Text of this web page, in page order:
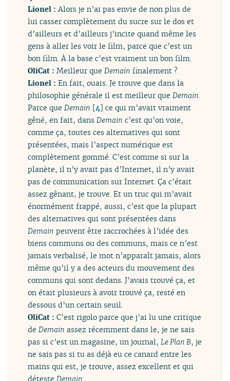
Lionel : Alors je n’ai pas envie de non plus de
lui casser complètement du sucre sur le dos et
d’ailleurs et d’ailleurs j’incite quand même les
gens à aller les voir le film, parce que c’est un
bon film. À la base c’est vraiment un bon film.
OliCat : Meilleur queDemain finalement ?
Lionel : En fait, ouais. Je trouve que dans la
philosophie générale il est meilleur queDemain.
Parce queDemain [4] ce qui m’avait vraiment
gêné, en fait, dansDemain c’est qu’on voie,
comme ça, toutes ces alternatives qui sont
présentées, mais l’aspect numérique est
complètement gommé. C’est comme si sur la
planète, il n’y avait pas d’Internet, il n’y avait
pas de communication sur Internet. Ça c’était
assez gênant, je trouve. Et un truc qui m’avait
énormément frappé, aussi, c’est que la plupart
des alternatives qui sont présentées dans
Demain peuvent être raccrochées à l’idée des
biens communs ou des communs, mais ce n’est
jamais verbalisé, le mot n’apparaît jamais, alors
même qu’il y a des acteurs du mouvement des
communs qui sont dedans. J’avais trouvé ça, et
on était plusieurs à avoir trouvé ça, resté en
dessous d’un certain seuil.
OliCat : C’est rigolo parce que j’ai lu une critique
deDemain assez récemment dans le, je ne sais
pas si c’est un magasine, un journal,Le Plan B, je
ne sais pas si tu as déjà eu ce canard entre les
mains qui est, je trouve, assez excellent et qui
détesteDemain.